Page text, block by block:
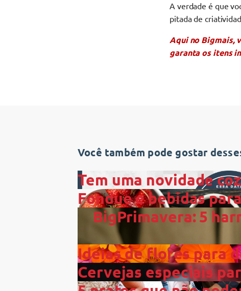
A verdade é que
pitada de
Aqui no Bigmais,
garanta os itens
Você também pode gostar
Tem uma novidade
Fondue e bebidas
BigPrimavera: 5
Ideias de flores para
Cervejas especiais